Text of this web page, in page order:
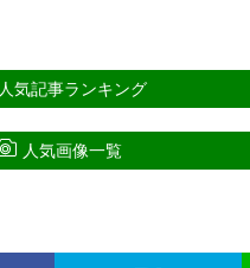
人気記事ランキング
人気画像一覧